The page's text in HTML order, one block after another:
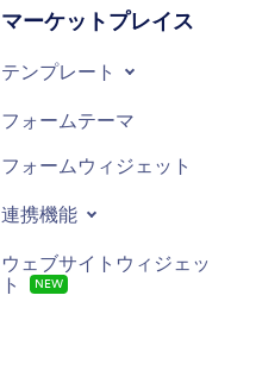
マーケットプレイス
テンプレート
フォームテーマ
フォームウィジェット
連携機能
ウェブサイトウィジェッ
ト
NEW